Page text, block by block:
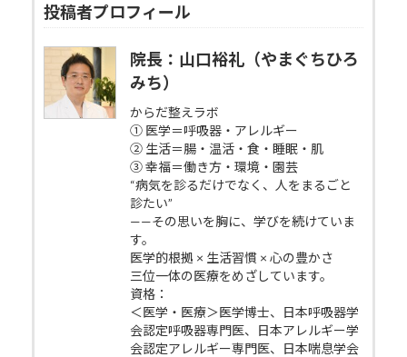
投稿者プロフィール
院長：山口裕礼（やまぐちひろ
みち）
からだ整えラボ
① 医学＝呼吸器・アレルギー
② 生活＝腸・温活・食・睡眠・肌
③ 幸福＝働き方・環境・園芸
“病気を診るだけでなく、人をまるごと
診たい”
——その思いを胸に、学びを続けていま
す。
医学的根拠 × 生活習慣 × 心の豊かさ
三位一体の医療をめざしています。
資格：
＜医学・医療＞医学博士、日本呼吸器学
会認定呼吸器専門医、日本アレルギー学
会認定アレルギー専門医、日本喘息学会